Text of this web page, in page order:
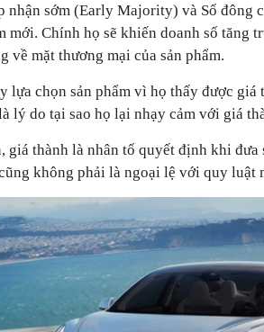
nhận sớm (Early Majority) và Số
mới. Chính họ sẽ khiến doanh số tăng
về mặt thương mại của sản phẩm.
lựa chọn sản phẩm vì họ thấy được
lý do tại sao họ lại nhạy cảm với giá
giá thành là nhân tố quyết định khi đưa
không phải là ngoại lệ với quy luật